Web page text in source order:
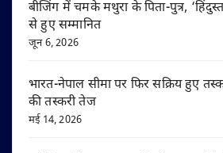
बीजिंग में चमके मथुरा के पिता-पुत्र,
से हुए सम्मानित
जून 6, 2026
भारत-नेपाल सीमा पर फिर सक्रिय हुए
की तस्करी तेज
मई 14, 2026